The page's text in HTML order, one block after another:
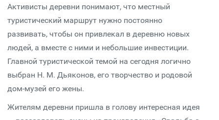
Активисты деревни понимают, что местный
туристический маршрут нужно постоянно
развивать, чтобы он привлекал в деревню новых
людей, а вместе с ними и небольшие инвестиции.
Главной туристической темой на сегодня логично
выбран Н. М. Дьяконов, его творчество и родовой
дом-музей его жены.
Жителям деревни пришла в голову интересная идея